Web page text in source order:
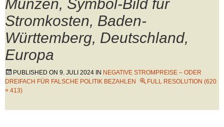
Münzen, Symbol-Bild für
Stromkosten, Baden-
Württemberg, Deutschland,
Europa
PUBLISHED ON 9. JULI 2024 IN NEGATIVE STROMPREISE – ODER
DREIFACH FÜR FALSCHE POLITIK BEZAHLEN
FULL RESOLUTION (620
× 413)